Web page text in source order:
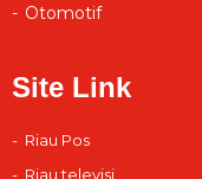
Otomotif
Site Link
Riau Pos
Riau televisi